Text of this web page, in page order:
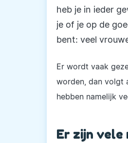
heb je in ieder
je of je op de
bent: veel
Er wordt vaak
worden, dan volgt
hebben namelijk
Er zijn vele